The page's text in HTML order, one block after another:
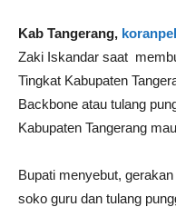
Kab Tangerang,
Zaki Iskandar saat
Tingkat Kabupaten
Backbone atau tulang
Kabupaten Tangerang
Bupati menyebut,
soko guru dan tulang